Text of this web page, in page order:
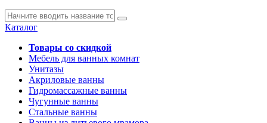
Каталог
Товары со скидкой
Мебель для ванных комнат
Унитазы
Акриловые ванны
Гидромассажные ванны
Чугунные ванны
Стальные ванны